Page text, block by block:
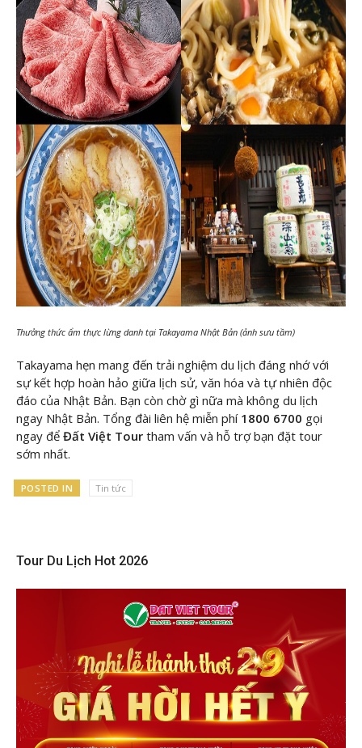
Thưởng thức ẩm thực lừng danh tại Takayama Nhật Bản (ảnh sưu tầm)
Takayama hẹn mang đến trải nghiệm du lịch đáng nhớ với
sự kết hợp hoàn hảo giữa lịch sử, văn hóa và tự nhiên độc
đáo của Nhật Bản. Bạn còn chờ gì nữa mà không du lịch
ngay Nhật Bản. Tổng đài liên hệ miễn phí 1800 6700 gọi
ngay để Đất Việt Tour tham vấn và hỗ trợ bạn đặt tour
sớm nhất.
POSTED IN Tin tức
Tour Du Lịch Hot 2026